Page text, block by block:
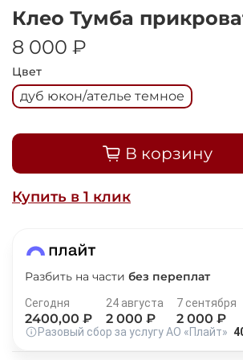
Клео Тумба
8 000 ₽
Цвет
дуб юкон/ателье темное
В корзину
Купить в 1 клик
Разбить на части без переплат
Сегодня
2400,00 ₽
24 августа
2 000 ₽
7 сентября
2 000 ₽
Разовый сбор за услугу АО «Плайт»
Получайте товар
выбранный способом
Оставшиеся75% будут
списыватьсяс вашей карты
Подробнее
25
Остались вопросы?
8 800 302-02-51
plait.ru